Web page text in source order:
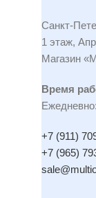
Санкт-
1 этаж,
Магазин
Время
+7 (911)
+7 (965)